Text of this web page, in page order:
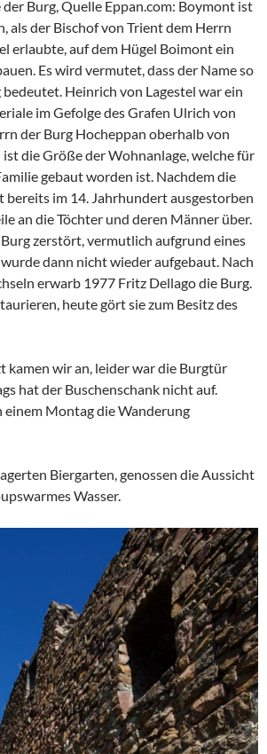
Burg, Quelle Eppan.com: Boymont ist
als der Bischof von Trient dem Herrn
erlaubte, auf dem Hügel Boimont ein
Es wird vermutet, dass der Name so
Heinrich von Lagestel war ein
im Gefolge des Grafen Ulrich von
der Burg Hocheppan oberhalb von
die Größe der Wohnanlage, welche für
gebaut worden ist. Nachdem die
bereits im 14. Jahrhundert ausgestorben
an die Töchter und deren Männer über.
zerstört, vermutlich aufgrund eines
wurde dann nicht wieder aufgebaut. Nach
erwarb 1977 Fritz Dellago die Burg.
heute gört sie zum Besitz des
kamen wir an, leider war die Burgtür
hat der Buschenschank nicht auf.
einem Montag die Wanderung
Biergarten, genossen die Aussicht
Wasser.